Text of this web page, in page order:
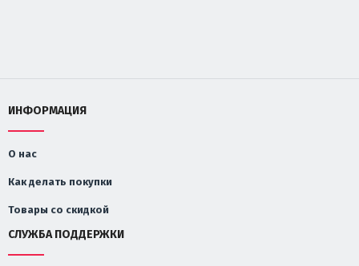
ИНФОРМАЦИЯ
О нас
Как делать покупки
Товары со скидкой
СЛУЖБА ПОДДЕРЖКИ